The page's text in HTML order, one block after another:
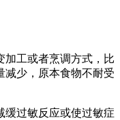
加工或者烹调方式，比
减少，原本食物不耐受
缓过敏反应或使过敏症